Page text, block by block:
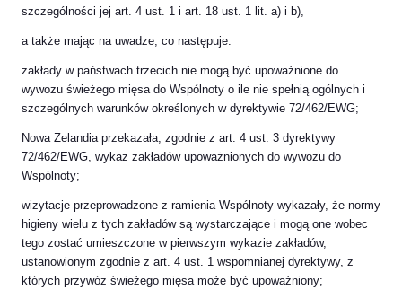
szczególności jej art. 4 ust. 1 i art. 18 ust. 1 lit. a) i b),
a także mając na uwadze, co następuje:
zakłady w państwach trzecich nie mogą być upoważnione do
wywozu świeżego mięsa do Wspólnoty o ile nie spełnią ogólnych i
szczególnych warunków określonych w dyrektywie 72/462/EWG;
Nowa Zelandia przekazała, zgodnie z art. 4 ust. 3 dyrektywy
72/462/EWG, wykaz zakładów upoważnionych do wywozu do
Wspólnoty;
wizytacje przeprowadzone z ramienia Wspólnoty wykazały, że normy
higieny wielu z tych zakładów są wystarczające i mogą one wobec
tego zostać umieszczone w pierwszym wykazie zakładów,
ustanowionym zgodnie z art. 4 ust. 1 wspomnianej dyrektywy, z
których przywóz świeżego mięsa może być upoważniony;